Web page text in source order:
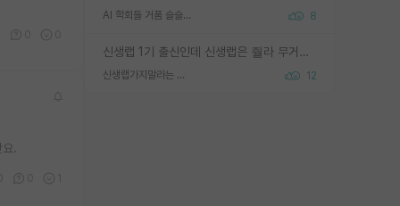
AI 학회들 거품 슬슬 지적이 나오네요 8
신생랩 1기 출신인데 신생랩은 줠라 무거운 바벨 같은거임. 들면 대박인데 못들면 깔려 죽음. 아무도 알려주지 않는 환경에서 자생해야하지만, 일단 살아남았다면 그 어떤 사람보다 악착같고 생존력 높은 사람으로 거듭날 수 있음
신생랩가지말라는 이유가 있었구나 12
.